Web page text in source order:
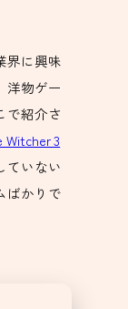
界に興味
洋物ゲー
で紹介さ
Witcher 3
ていない
ばかりで